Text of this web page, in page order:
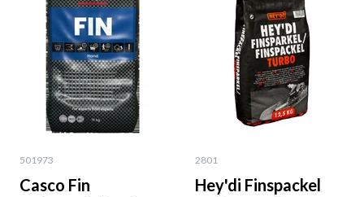
501973
Casco Fin
2801
Hey'di Finspackel